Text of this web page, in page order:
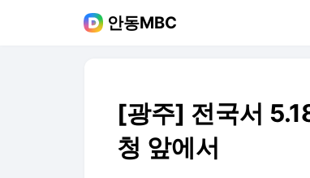
안동MBC
[광주] 전국서
청 앞에서